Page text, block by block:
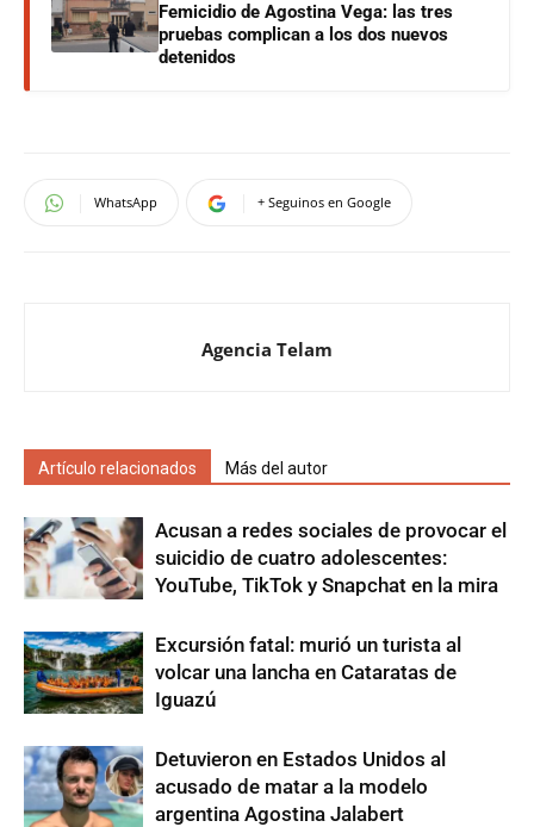
Femicidio de Agostina Vega: las tres
pruebas complican a los dos nuevos
detenidos
WhatsApp + Seguinos en Google
Agencia Telam
Artículo relacionados Más del autor
Acusan a redes sociales de provocar el
suicidio de cuatro adolescentes:
YouTube, TikTok y Snapchat en la mira
Excursión fatal: murió un turista al
volcar una lancha en Cataratas de
Iguazú
Detuvieron en Estados Unidos al
acusado de matar a la modelo
argentina Agostina Jalabert